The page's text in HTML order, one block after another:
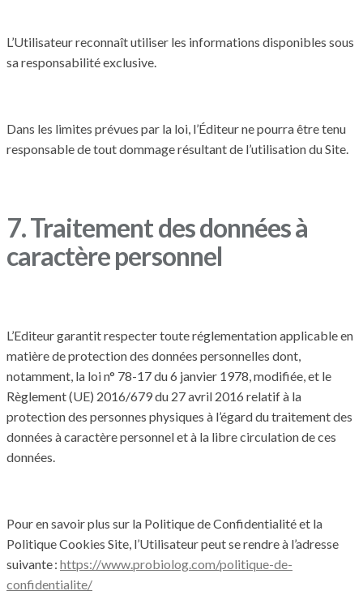
L’Utilisateur reconnaît utiliser les informations disponibles sous
sa responsabilité exclusive.
Dans les limites prévues par la loi, l’Éditeur ne pourra être tenu
responsable de tout dommage résultant de l’utilisation du Site.
7. Traitement des données à
caractère personnel
L’Editeur garantit respecter toute réglementation applicable en
matière de protection des données personnelles dont,
notamment, la loi n° 78-17 du 6 janvier 1978, modifiée, et le
Règlement (UE) 2016/679 du 27 avril 2016 relatif à la
protection des personnes physiques à l’égard du traitement des
données à caractère personnel et à la libre circulation de ces
données.
Pour en savoir plus sur la Politique de Confidentialité et la
Politique Cookies Site, l’Utilisateur peut se rendre à l’adresse
suivante : https://www.probiolog.com/politique-de-
confidentialite/